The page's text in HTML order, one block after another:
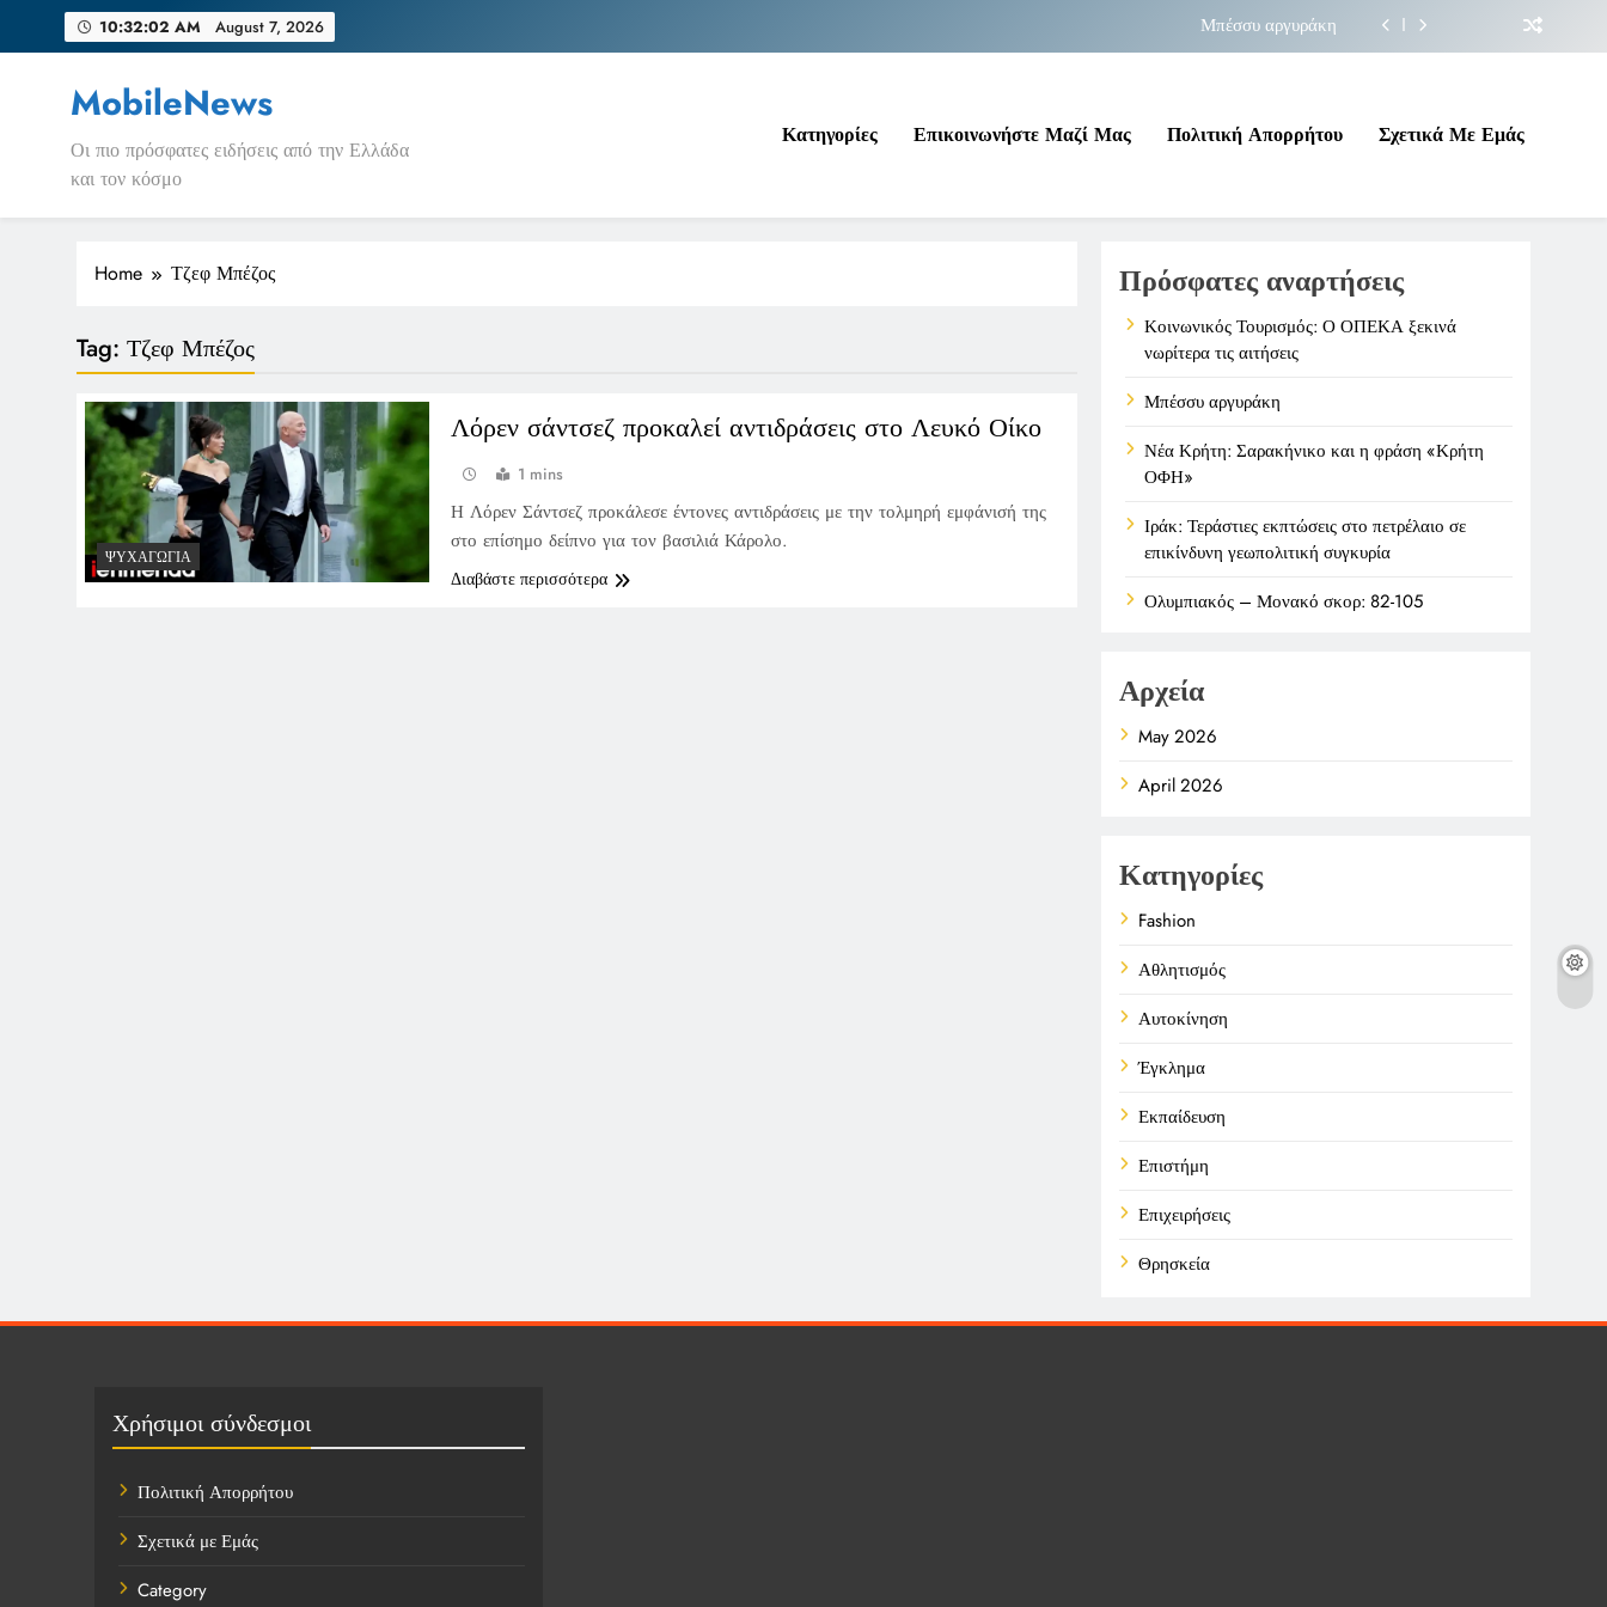
10:32:02 AM August 7, 2026
Μπέσσυ αργυράκη
Ιράκ: Τεράστιες εκπτώσεις στο πετρέλαιο σε επικίνδυνη γεωπολιτική συγκυρία
Μπέσσυ αργυράκη
Νέα Κρήτη: Σαρακήνικο και η φράση «Κρήτη ΟΦΗ»
Ιράκ: Τεράστιες εκπτώσεις στο πετρέλαιο σε επικίνδυνη γεωπολιτική συγκυρία
MobileNews
Οι πιο πρόσφατες ειδήσεις από την Ελλάδα
και τον κόσμο
Κατηγορίες Επικοινωνήστε Μαζί Μας Πολιτική Απορρήτου Σχετικά Με Εμάς
Home Τζεφ Μπέζος
Tag: Τζεφ Μπέζος
ΨΥΧΑΓΩΓΊΑ
Λόρεν σάντσεζ προκαλεί αντιδράσεις στο Λευκό Οίκο
1 mins
Η Λόρεν Σάντσεζ προκάλεσε έντονες αντιδράσεις με την τολμηρή εμφάνισή της
στο επίσημο δείπνο για τον βασιλιά Κάρολο.
Διαβάστε περισσότερα
Πρόσφατες αναρτήσεις
Κοινωνικός Τουρισμός: Ο ΟΠΕΚΑ ξεκινά
νωρίτερα τις αιτήσεις
Μπέσσυ αργυράκη
Νέα Κρήτη: Σαρακήνικο και η φράση «Κρήτη
ΟΦΗ»
Ιράκ: Τεράστιες εκπτώσεις στο πετρέλαιο σε
επικίνδυνη γεωπολιτική συγκυρία
Ολυμπιακός – Μονακό σκορ: 82-105
Αρχεία
May 2026
April 2026
Κατηγορίες
Fashion
Αθλητισμός
Αυτοκίνηση
Έγκλημα
Εκπαίδευση
Επιστήμη
Επιχειρήσεις
Θρησκεία
Χρήσιμοι σύνδεσμοι
Πολιτική Απορρήτου
Σχετικά με Εμάς
Category